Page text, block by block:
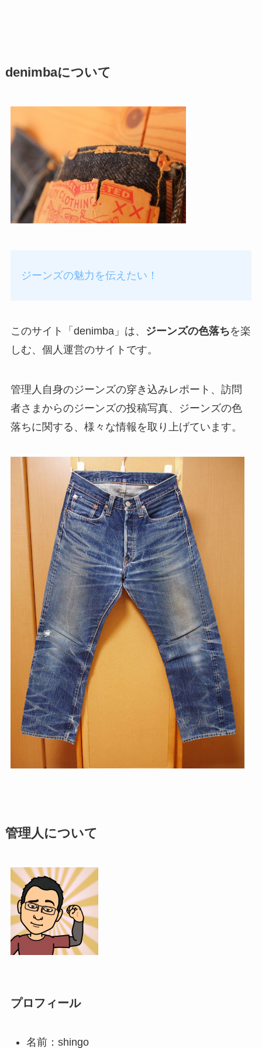
denimbaについて
ジーンズの魅力を伝えたい！
このサイト「denimba」は、 ジーンズの色落ちを楽
しむ、個人運営のサイトです。
管理人自身のジーンズの穿き込みレポート、訪問
者さまからのジーンズの投稿写真、ジーンズの色
落ちに関する、様々な情報を取り上げています。
管理人について
プロフィール
名前：shingo